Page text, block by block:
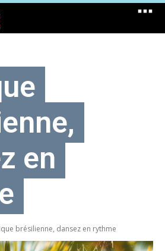
en
brésilienne, dansez en rythme